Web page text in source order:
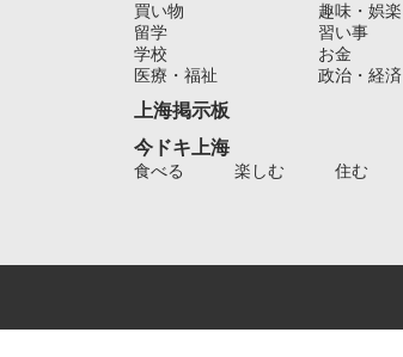
買い物
趣味・娯楽
留学
習い事
学校
お金
医療・福祉
政治・経済
上海掲示板
今ドキ上海
食べる 楽しむ 住む